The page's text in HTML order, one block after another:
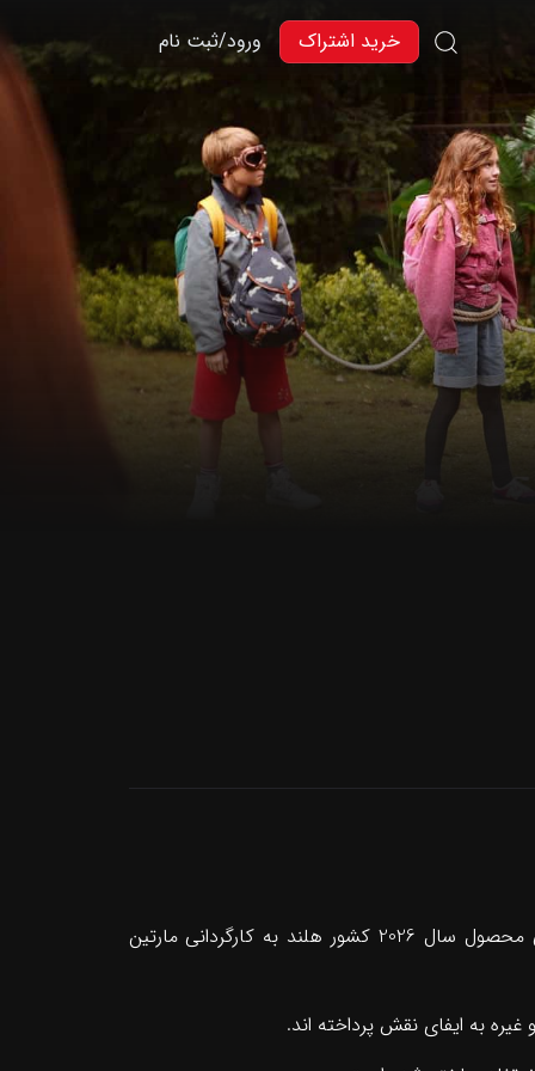
خرید اشتراک ورود/ثبت نام
فیلم سینمایی سوپرمیس و نجات جنگل (Super Miss Saves the Jungle) یک فیلم ماجراجویی، فانتزی و خانوادگی محصول سال 2026 کشور هلند به کارگردانی مارتین
به ایفای نقش پرداخته اند.